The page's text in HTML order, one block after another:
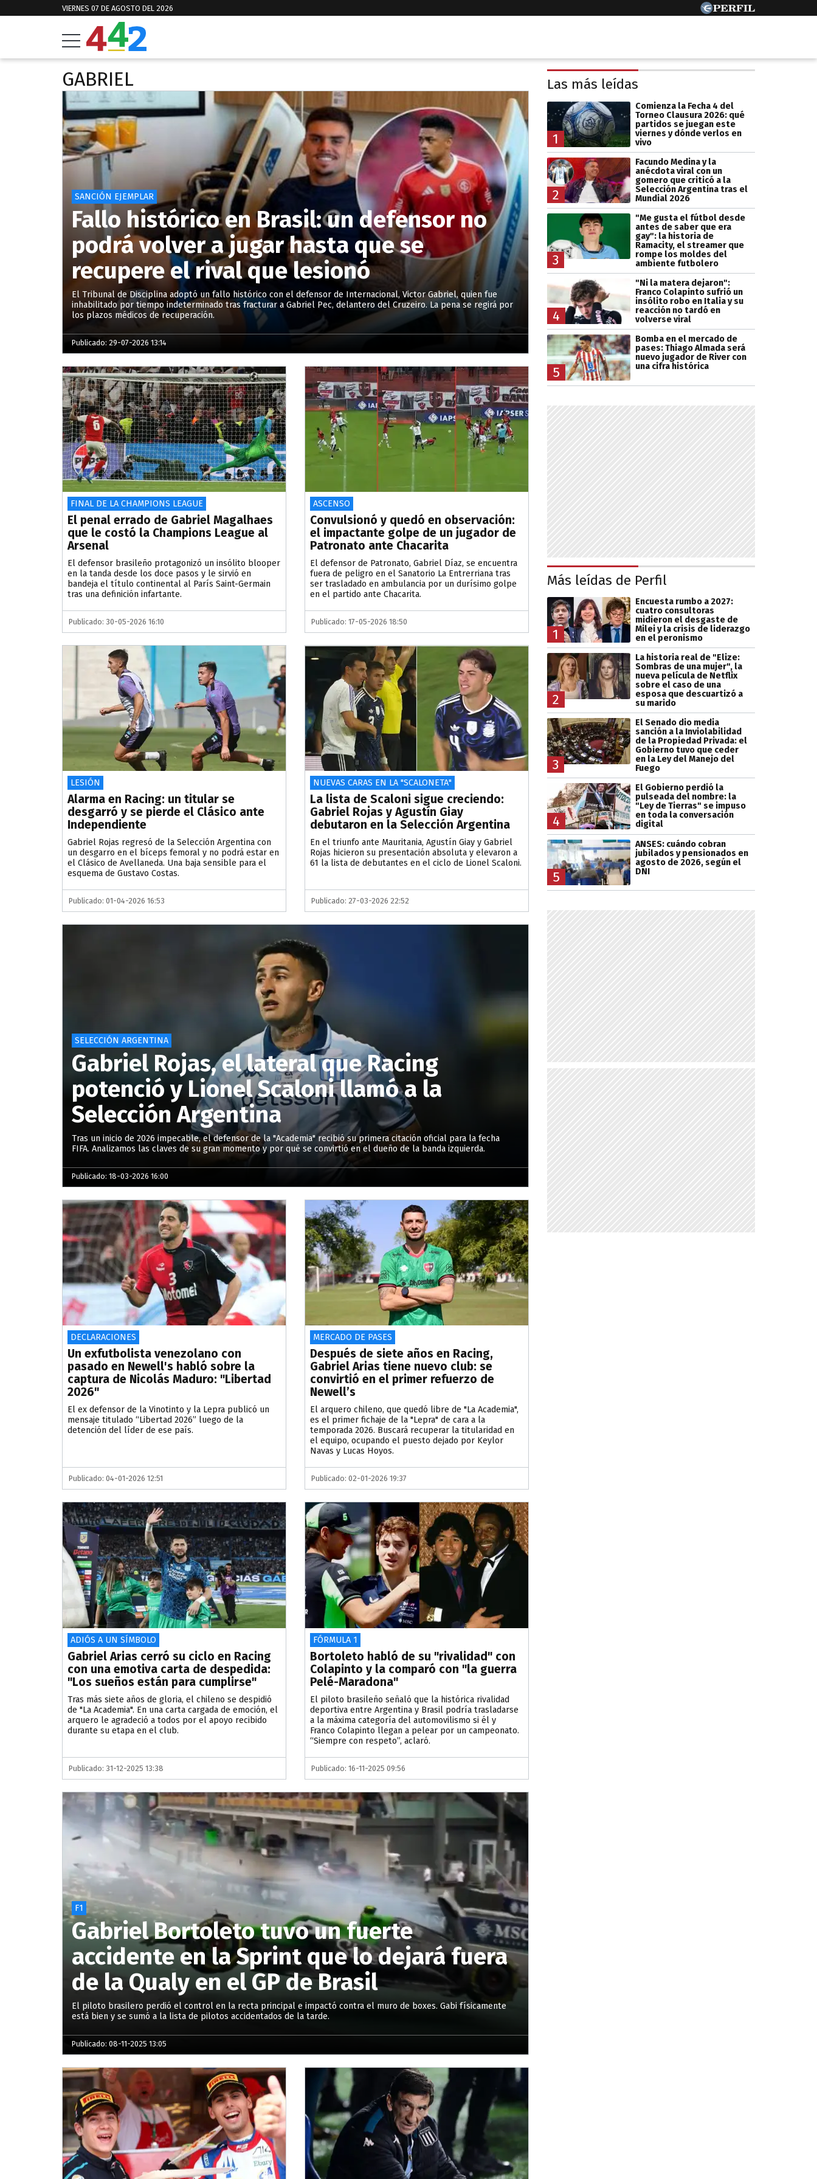
VIERNES 07 DE AGOSTO DEL 2026
GABRIEL
SANCIÓN EJEMPLAR
Fallo histórico en Brasil: un defensor no
podrá volver a jugar hasta que se
recupere el rival que lesionó
El Tribunal de Disciplina adoptó un fallo histórico con el defensor de Internacional, Victor Gabriel, quien fue
inhabilitado por tiempo indeterminado tras fracturar a Gabriel Pec, delantero del Cruzeiro. La pena se regirá por
los plazos médicos de recuperación.
Publicado: 29-07-2026 13:14
FINAL DE LA CHAMPIONS LEAGUE
El penal errado de Gabriel Magalhaes
que le costó la Champions League al
Arsenal
El defensor brasileño protagonizó un insólito blooper
en la tanda desde los doce pasos y le sirvió en
bandeja el título continental al París Saint-Germain
tras una definición infartante.
Publicado: 30-05-2026 16:10
ASCENSO
Convulsionó y quedó en observación:
el impactante golpe de un jugador de
Patronato ante Chacarita
El defensor de Patronato, Gabriel Díaz, se encuentra
fuera de peligro en el Sanatorio La Entrerriana tras
ser trasladado en ambulancia por un durísimo golpe
en el partido ante Chacarita.
Publicado: 17-05-2026 18:50
LESIÓN
Alarma en Racing: un titular se
desgarró y se pierde el Clásico ante
Independiente
Gabriel Rojas regresó de la Selección Argentina con
un desgarro en el bíceps femoral y no podrá estar en
el Clásico de Avellaneda. Una baja sensible para el
esquema de Gustavo Costas.
Publicado: 01-04-2026 16:53
NUEVAS CARAS EN LA "SCALONETA"
La lista de Scaloni sigue creciendo:
Gabriel Rojas y Agustín Giay
debutaron en la Selección Argentina
En el triunfo ante Mauritania, Agustín Giay y Gabriel
Rojas hicieron su presentación absoluta y elevaron a
61 la lista de debutantes en el ciclo de Lionel Scaloni.
Publicado: 27-03-2026 22:52
SELECCIÓN ARGENTINA
Gabriel Rojas, el lateral que Racing
potenció y Lionel Scaloni llamó a la
Selección Argentina
Tras un inicio de 2026 impecable, el defensor de la "Academia" recibió su primera citación oficial para la fecha
FIFA. Analizamos las claves de su gran momento y por qué se convirtió en el dueño de la banda izquierda.
Publicado: 18-03-2026 16:00
DECLARACIONES
Un exfutbolista venezolano con
pasado en Newell's habló sobre la
captura de Nicolás Maduro: "Libertad
2026"
El ex defensor de la Vinotinto y la Lepra publicó un
mensaje titulado “Libertad 2026” luego de la
detención del líder de ese país.
Publicado: 04-01-2026 12:51
MERCADO DE PASES
Después de siete años en Racing,
Gabriel Arias tiene nuevo club: se
convirtió en el primer refuerzo de
Newell’s
El arquero chileno, que quedó libre de "La Academia",
es el primer fichaje de la "Lepra" de cara a la
temporada 2026. Buscará recuperar la titularidad en
el equipo, ocupando el puesto dejado por Keylor
Navas y Lucas Hoyos.
Publicado: 02-01-2026 19:37
ADIÓS A UN SÍMBOLO
Gabriel Arias cerró su ciclo en Racing
con una emotiva carta de despedida:
"Los sueños están para cumplirse"
Tras más siete años de gloria, el chileno se despidió
de "La Academia". En una carta cargada de emoción, el
arquero le agradeció a todos por el apoyo recibido
durante su etapa en el club.
Publicado: 31-12-2025 13:38
FÓRMULA 1
Bortoleto habló de su "rivalidad" con
Colapinto y la comparó con "la guerra
Pelé-Maradona"
El piloto brasileño señaló que la histórica rivalidad
deportiva entre Argentina y Brasil podría trasladarse
a la máxima categoría del automovilismo si él y
Franco Colapinto llegan a pelear por un campeonato.
“Siempre con respeto”, aclaró.
Publicado: 16-11-2025 09:56
F1
Gabriel Bortoleto tuvo un fuerte
accidente en la Sprint que lo dejará fuera
de la Qualy en el GP de Brasil
El piloto brasilero perdió el control en la recta principal e impactó contra el muro de boxes. Gabi físicamente
está bien y se sumó a la lista de pilotos accidentados de la tarde.
Publicado: 08-11-2025 13:05
Las más leídas
1
Comienza la Fecha 4 del
Torneo Clausura 2026: qué
partidos se juegan este
viernes y dónde verlos en
vivo
2
Facundo Medina y la
anécdota viral con un
gomero que criticó a la
Selección Argentina tras el
Mundial 2026
3
"Me gusta el fútbol desde
antes de saber que era
gay": la historia de
Ramacity, el streamer que
rompe los moldes del
ambiente futbolero
4
"Ni la matera dejaron":
Franco Colapinto sufrió un
insólito robo en Italia y su
reacción no tardó en
volverse viral
5
Bomba en el mercado de
pases: Thiago Almada será
nuevo jugador de River con
una cifra histórica
Más leídas de Perfil
1
Encuesta rumbo a 2027:
cuatro consultoras
midieron el desgaste de
Milei y la crisis de liderazgo
en el peronismo
2
La historia real de "Elize:
Sombras de una mujer", la
nueva película de Netflix
sobre el caso de una
esposa que descuartizó a
su marido
3
El Senado dio media
sanción a la Inviolabilidad
de la Propiedad Privada: el
Gobierno tuvo que ceder
en la Ley del Manejo del
Fuego
4
El Gobierno perdió la
pulseada del nombre: la
"Ley de Tierras" se impuso
en toda la conversación
digital
5
ANSES: cuándo cobran
jubilados y pensionados en
agosto de 2026, según el
DNI